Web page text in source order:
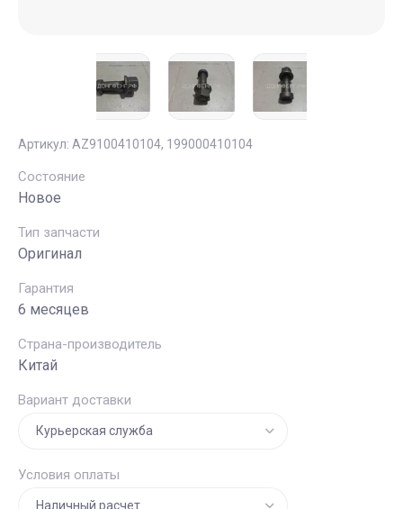
Артикул: AZ9100410104, 199000410104
Состояние
Новое
Тип запчасти
Оригинал
Гарантия
6 месяцев
Страна-производитель
Китай
Вариант доставки
Условия оплаты